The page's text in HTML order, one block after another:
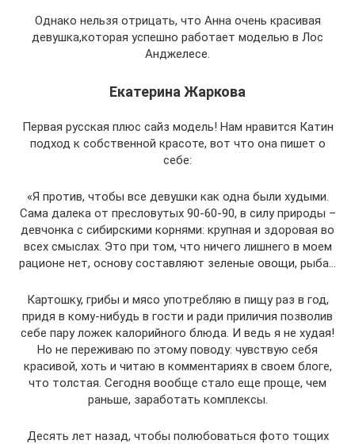
Однако нельзя отрицать, что Анна очень красивая
девушка,которая успешно работает моделью в Лос
Анджелесе.
Екатерина Жаркова
Первая русская плюс сайз модель! Нам нравится Катин
подход к собственной красоте, вот что она пишет о
себе:
«Я против, чтобы все девушки как одна были худыми.
Сама далека от пресловутых 90-60-90, в силу природы –
девчонка с сибирскими корнями: крупная и здоровая во
всех смыслах. Это при том, что ничего лишнего в моем
рационе нет, основу составляют зеленые овощи, рыба…
Картошку, грибы и мясо употребляю в пищу раз в год,
придя в кому-нибудь в гости и ради приличия позволив
себе пару ложек калорийного блюда. И ведь я не худая!
Но не переживаю по этому поводу: чувствую себя
красивой, хоть и читаю в комментариях в своем блоге,
что толстая. Сегодня вообще стало еще проще, чем
раньше, заработать комплексы.
Десять лет назад, чтобы полюбоваться фото тощих